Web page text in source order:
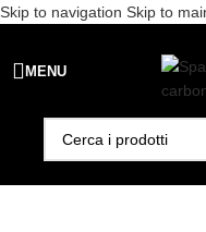
Skip to navigation Skip to
Spedizione gratuita per
3 rate senza
MENU